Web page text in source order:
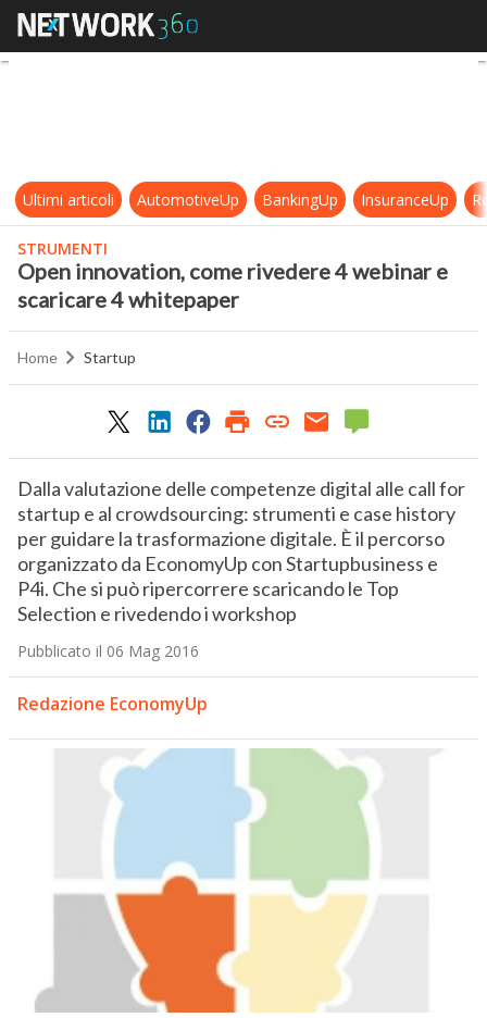
Open innovation, come rivedere
Ultimi articoli AutomotiveUp BankingUp InsuranceUp
STRUMENTI
Open innovation, come rivedere 4 webinar e
scaricare 4 whitepaper
Home Startup
Dalla valutazione delle competenze digital alle call for
startup e al crowdsourcing: strumenti e case history
per guidare la trasformazione digitale. È il percorso
organizzato da EconomyUp con Startupbusiness e
P4i. Che si può ripercorrere scaricando le Top
Selection e rivedendo i workshop
Pubblicato il 06 Mag 2016
Redazione EconomyUp